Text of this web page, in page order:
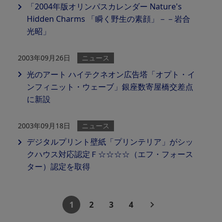
「2004年版オリンパスカレンダー Nature's
Hidden Charms 「瞬く野生の素顔」－－岩合
光昭」
2003年09月26日 ニュース
光のアート ハイテクネオン広告塔「オプト・イ
ンフィニット・ウェーブ」銀座数寄屋橋交差点
に新設
2003年09月18日 ニュース
デジタルプリント壁紙「プリンテリア」がシッ
クハウス対応認定Ｆ☆☆☆☆（エフ・フォース
ター）認定を取得
1 2 3 4